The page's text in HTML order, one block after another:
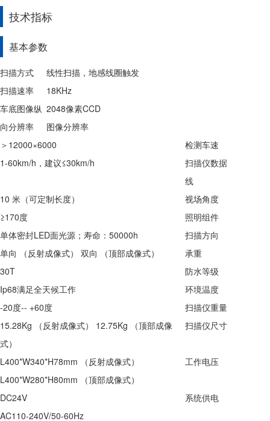
技术指标
基本参数
扫描方式
线性扫描，地感线圈触发
扫描速率
18KHz
车底图像纵
向分辨率
2048像素CCD
图像分辨率
＞12000×6000
检测车速
1-60km/h，建议≤30km/h
扫描仪数据
线
10 米（可定制长度）
视场角度
≥170度
照明组件
单体密封LED面光源；寿命：50000h
扫描方向
单向 （反射成像式） 双向 （顶部成像式）
承重
30T
防水等级
Ip68满足全天候工作
环境温度
-20度-- +60度
扫描仪重量
15.28Kg （反射成像式） 12.75Kg （顶部成像
式）
扫描仪尺寸
L400*W340*H78mm （反射成像式）
L400*W280*H80mm （顶部成像式）
工作电压
DC24V
系统供电
AC110-240V/50-60Hz